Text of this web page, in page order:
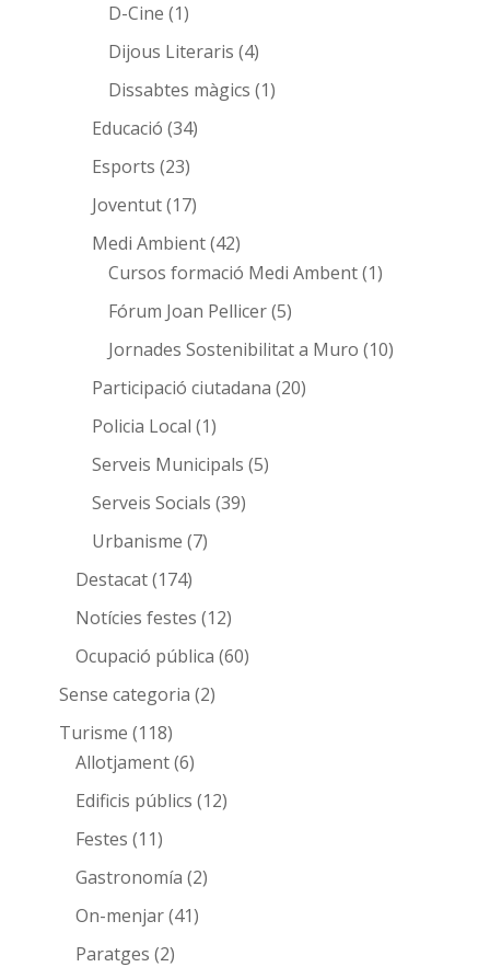
D-Cine (1)
Dijous Literaris (4)
Dissabtes màgics (1)
Educació (34)
Esports (23)
Joventut(17)
Medi Ambient(42)
Cursos formació Medi Ambent(1)
Fórum Joan Pellicer(5)
Jornades Sostenibilitat a Muro (10)
Participació ciutadana (20)
Policia Local (1)
Serveis Municipals (5)
Serveis Socials (39)
Urbanisme (7)
Destacat(174)
Notícies festes (12)
Ocupació pública (60)
Sense categoria (2)
Turisme (118)
Allotjament(6)
Edificis públics (12)
Festes (11)
Gastronomía (2)
On-menjar(41)
Paratges (2)